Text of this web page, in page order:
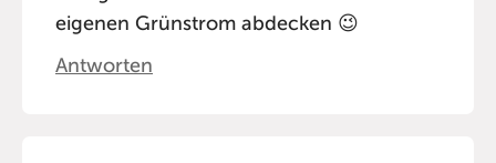
eigenen Grünstrom abdecken 😉
Antworten